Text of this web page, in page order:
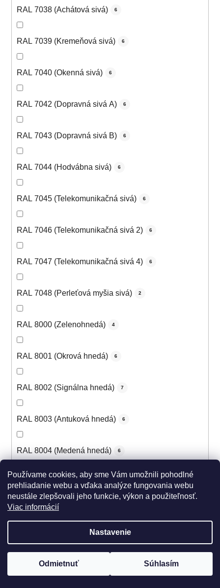
Používame cookies, aby sme Vám umožnili pohodlné
prehliadanie webu a vďaka analýze fungovania webu
neustále zlepšovali jeho funkcie, výkon a použiteľnosť.
Viac informácií
Nastavenie
Odmietnuť Súhlasím
RAL 7038 (Achátová sivá) 6
RAL 7039 (Kremeňová sivá) 6
RAL 7040 (Okenná sivá) 6
RAL 7042 (Dopravná sivá A) 6
RAL 7043 (Dopravná sivá B) 6
RAL 7044 (Hodvábna sivá) 6
RAL 7045 (Telekomunikačná sivá) 6
RAL 7046 (Telekomunikačná sivá 2) 6
RAL 7047 (Telekomunikačná sivá 4) 6
RAL 7048 (Perleťová myšia sivá) 2
RAL 8000 (Zelenohnedá) 4
RAL 8001 (Okrová hnedá) 6
RAL 8002 (Signálna hnedá) 7
RAL 8003 (Antuková hnedá) 6
RAL 8004 (Medená hnedá) 6
RAL 8007 (Žltohnedá svetlá)
RAL 8008 (Olivová hnedá)
RAL 8011 (Oriešková hnedá) 5
RAL 8012 (Červenohnedá) 6